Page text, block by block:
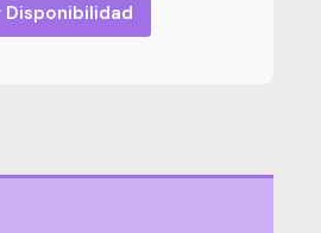
Disponibilidad